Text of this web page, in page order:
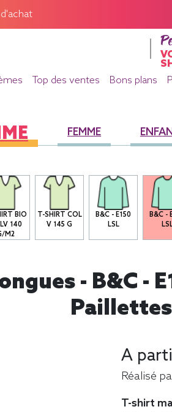
Top des ventes Bons plans
FEMME
BIO
140
M2
T-SHIRT COL
V 145 G
B&C - E150
LSL
B&C -
- B&C -
Paillettes
A
Réalisé
T-shirt